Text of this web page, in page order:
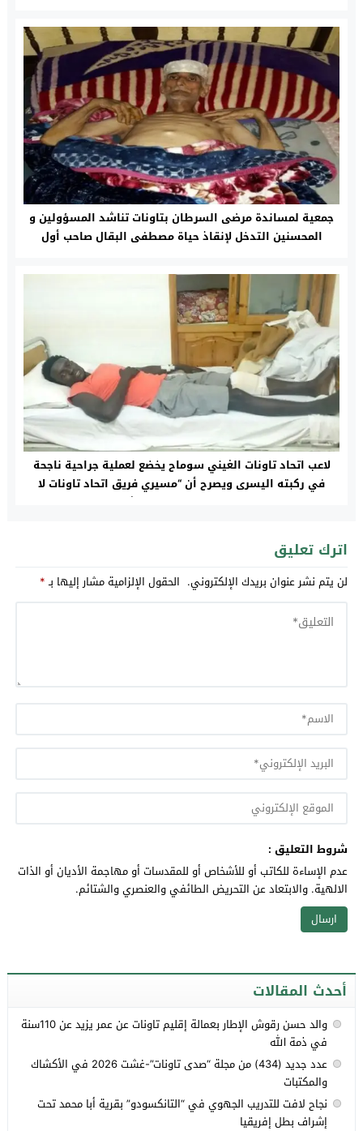
جمعية لمساندة مرضى السرطان بتاونات تناشد المسؤولين و
المحسنين التدخل لإنقاذ حياة مصطفى البقال صاحب أول
لاعب اتحاد تاونات الغيني سوماح يخضع لعملية جراحية ناجحة
في ركبته اليسرى ويصرح أن “مسيري فريق اتحاد تاونات لا
تهمهم سوى مصالحهم الشخصية”
اترك تعليق
لن يتم نشر عنوان بريدك الإلكتروني. الحقول الإلزامية مشار إليها بـ*
شروط التعليق :
عدم الإساءة للكاتب أو للأشخاص أو للمقدسات أو مهاجمة الأديان أو الذات
الالهية. والابتعاد عن التحريض الطائفي والعنصري والشتائم.
أحدث المقالات
والد حسن رقوش الإطار بعمالة إقليم تاونات عن عمر يزيد عن 110سنة
في ذمة الله
عدد جديد (434) من مجلة “صدى تاونات”-غشت 2026 في الأكشاك
والمكتبات
نجاح لافت للتدريب الجهوي في “التانكسودو” بقرية أبا محمد تحت
إشراف بطل إفريقيا